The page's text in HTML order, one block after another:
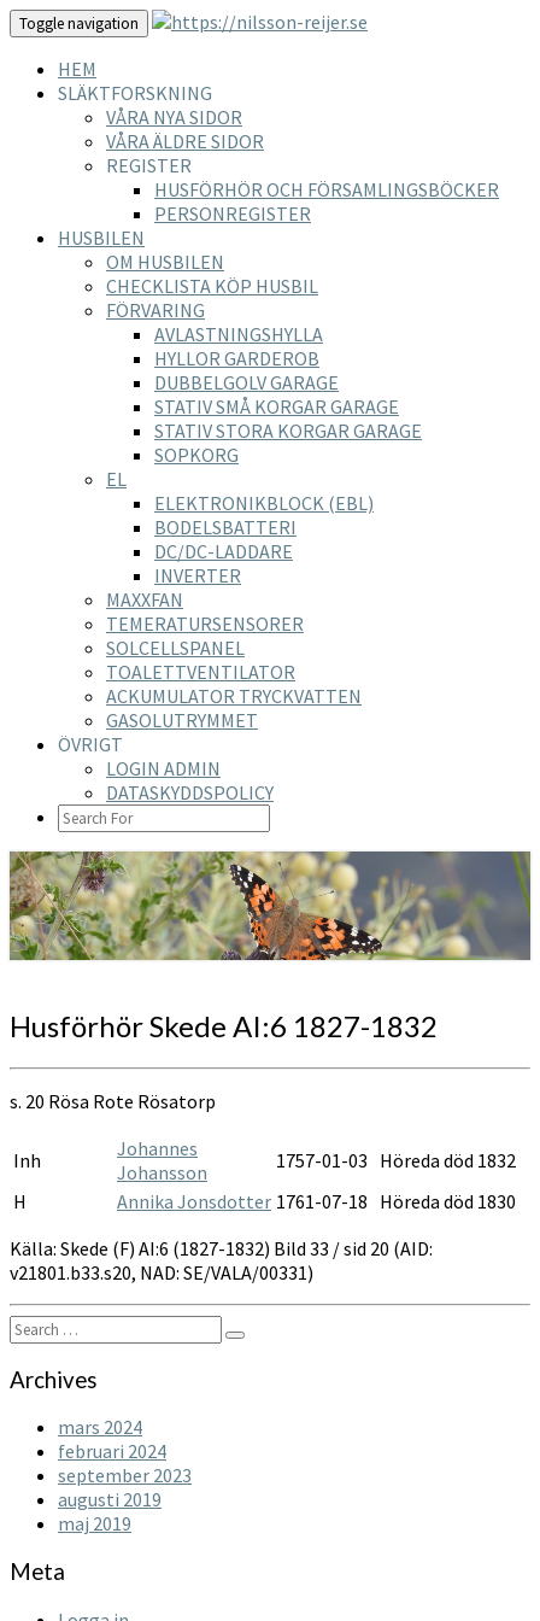
Toggle navigation
HEM
SLÄKTFORSKNING
VÅRA NYA SIDOR
VÅRA ÄLDRE SIDOR
REGISTER
HUSFÖRHÖR OCH FÖRSAMLINGSBÖCKER
PERSONREGISTER
HUSBILEN
OM HUSBILEN
CHECKLISTA KÖP HUSBIL
FÖRVARING
AVLASTNINGSHYLLA
HYLLOR GARDEROB
DUBBELGOLV GARAGE
STATIV SMÅ KORGAR GARAGE
STATIV STORA KORGAR GARAGE
SOPKORG
EL
ELEKTRONIKBLOCK (EBL)
BODELSBATTERI
DC/DC-LADDARE
INVERTER
MAXXFAN
TEMERATURSENSORER
SOLCELLSPANEL
TOALETTVENTILATOR
ACKUMULATOR TRYCKVATTEN
GASOLUTRYMMET
ÖVRIGT
LOGIN ADMIN
DATASKYDDSPOLICY
SEARCH
ICON
https://nilsson-reijer.se
Husförhör
Skede
AI:6
1827-
1832
Husförhör Skede AI:6 1827-1832
s. 20 Rösa Rote Rösatorp
Inh
Johannes
Johansson
1757-01-03 Höreda död 1832
H
Annika Jonsdotter 1761-07-18 Höreda död 1830
Källa: Skede (F) AI:6 (1827-1832) Bild 33 / sid 20 (AID:
v21801.b33.s20, NAD: SE/VALA/00331)
Search
for:
Search
Archives
mars 2024
februari 2024
september 2023
augusti 2019
maj 2019
Meta